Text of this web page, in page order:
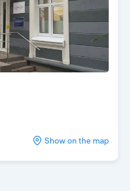
Show on the map